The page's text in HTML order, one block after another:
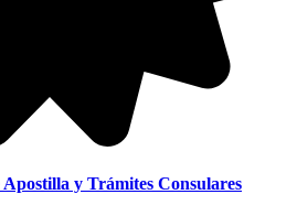
y Trámites Consulares